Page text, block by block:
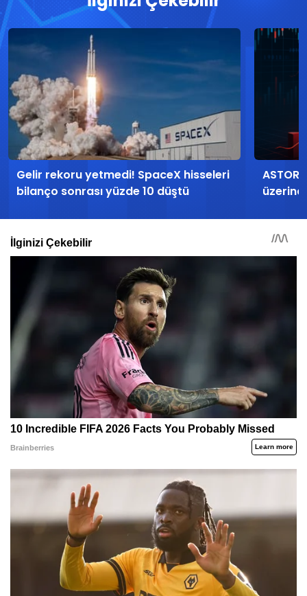
Gelir rekoru yetmedi! SpaceX hisseleri
bilanço sonrası yüzde 10 düştü
ASTOR